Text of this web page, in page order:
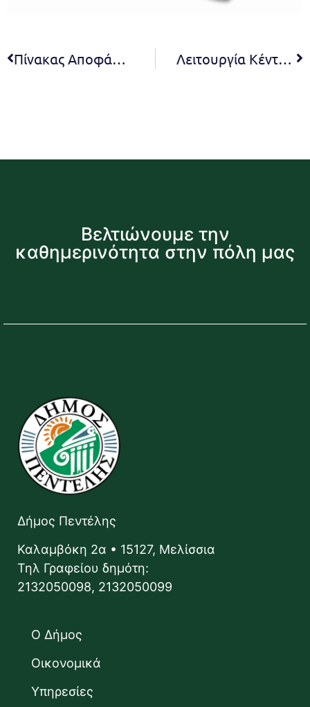
Πίνακας Αποφάσεων 10ης συνεδρίασης Δ.Σ. 2021 Λειτουργία Κέντρων Δημιουργικής Απασχόλησης Παιδιών στο Δήμο Πεντέλης
Βελτιώνουμε την
καθημερινότητα στην πόλη μας
Δήμος Πεντέλης
Καλαμβόκη 2α • 15127, Μελίσσια
Τηλ Γραφείου δημότη:
2132050098, 2132050099
Ο Δήμος
Οικονομικά
Υπηρεσίες